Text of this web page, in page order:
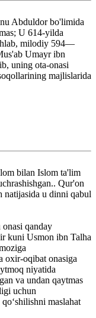
Abduldor bo'limida
U 614-yilda
milodiy 594—
Umayr ibn
uning ota-onasi
majlislarida
bilan Islom ta'lim
Qur'on
natijasida u dinni qabul
qanday
kuni Usmon ibn Talha
oxir-oqibat onasiga
niyatida
va undan qaytmas
uchun
maslahat